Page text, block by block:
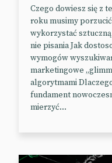
Czego dowiesz się z
roku musimy
wykorzystać
nie pisania Jak
wymogów
marketingowe
algorytmami
fundament
mierzyć...